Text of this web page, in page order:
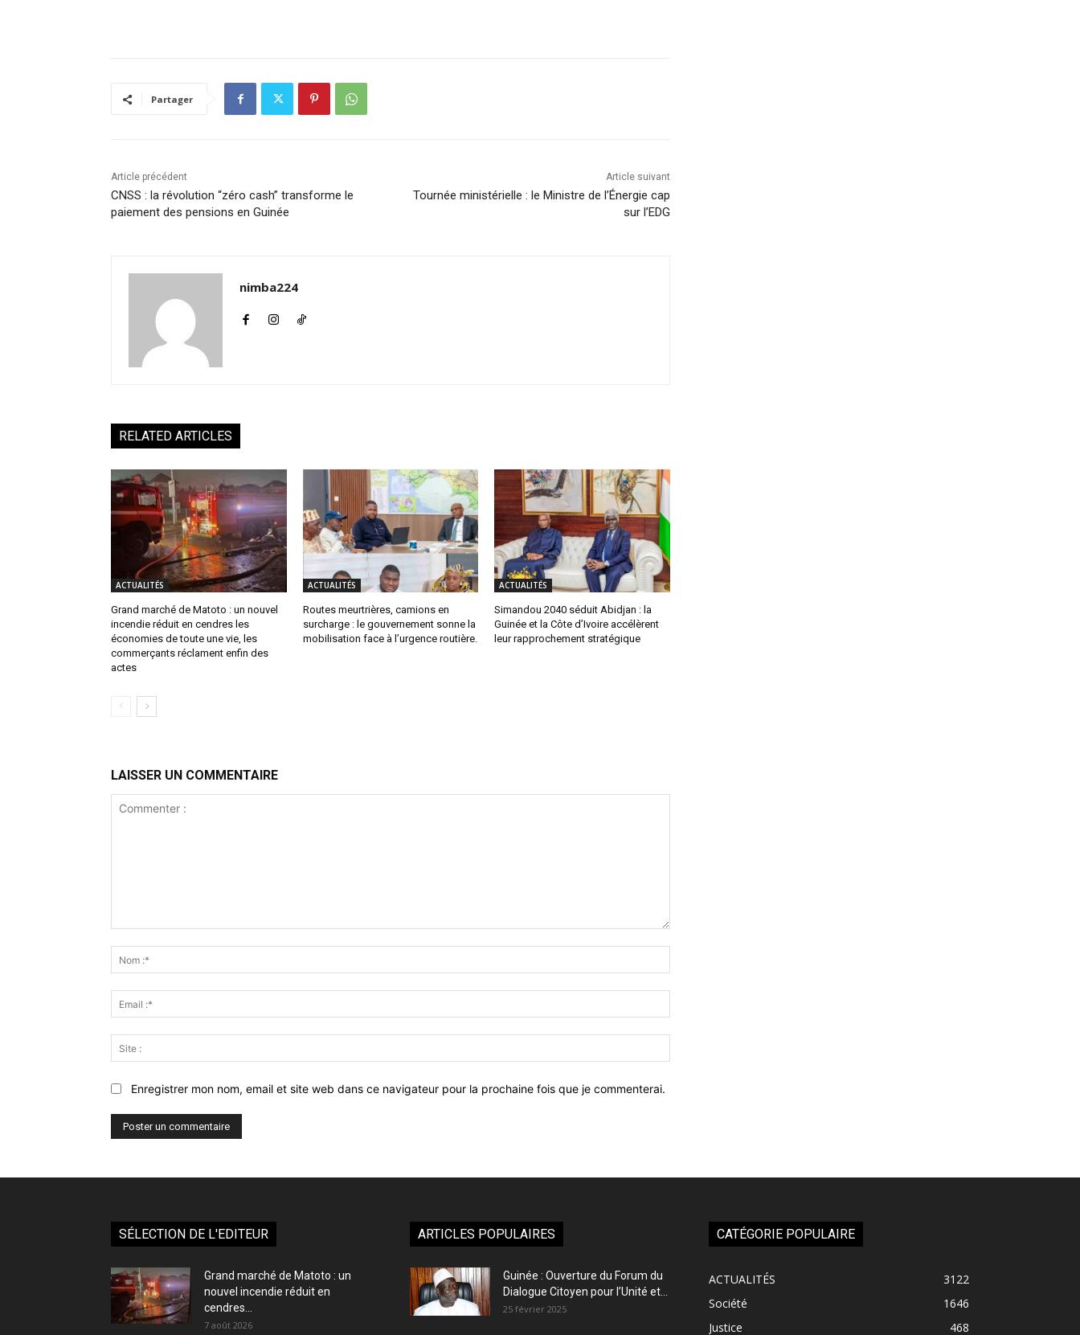
Partager
Article précédent
CNSS : la révolution “zéro cash” transforme le
paiement des pensions en Guinée
Article suivant
Tournée ministérielle : le Ministre de l’Énergie cap
sur l’EDG
nimba224
RELATED ARTICLES
ACTUALITÉS
Grand marché de Matoto : un nouvel
incendie réduit en cendres les
économies de toute une vie, les
commerçants réclament enfin des
actes
ACTUALITÉS
Routes meurtrières, camions en
surcharge : le gouvernement sonne la
mobilisation face à l’urgence routière.
ACTUALITÉS
Simandou 2040 séduit Abidjan : la
Guinée et la Côte d’Ivoire accélèrent
leur rapprochement stratégique
LAISSER UN COMMENTAIRE
:*
:*
:
Enregistrer mon nom, email et site web dans ce navigateur pour la prochaine fois que je commenterai.
SÉLECTION DE L'EDITEUR
Grand marché de Matoto : un
nouvel incendie réduit en
cendres...
7 août 2026
ARTICLES POPULAIRES
Guinée : Ouverture du Forum du
Dialogue Citoyen pour l’Unité et...
25 février 2025
CATÉGORIE POPULAIRE
ACTUALITÉS
3122
Société
1646
Justice
468